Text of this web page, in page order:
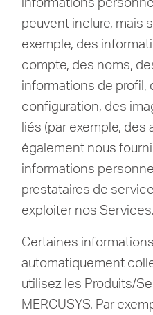
peuvent inclure, mais
exemple, des
compte, des noms,
informations de
configuration, des
liés (par exemple, des
également nous
informations
prestataires de
exploiter nos Services.
Certaines
automatiquement
utilisez les Produits/
MERCUSYS. Par